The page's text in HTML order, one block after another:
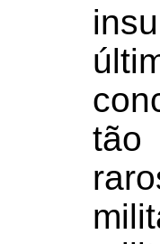
tão